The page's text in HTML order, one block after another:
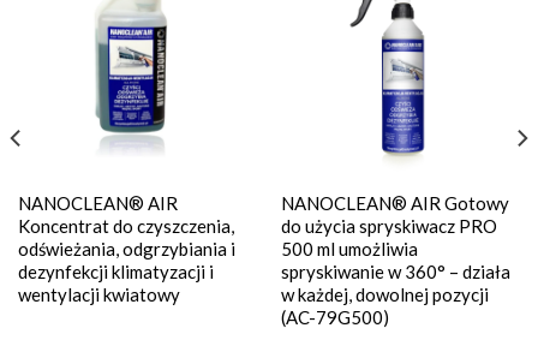
NANOCLEAN® AIR
Koncentrat do czyszczenia,
odświeżania, odgrzybiania i
dezynfekcji klimatyzacji i
wentylacji kwiatowy
NANOCLEAN® AIR Gotowy
do użycia spryskiwacz PRO
500 ml umożliwia
spryskiwanie w 360° – działa
w każdej, dowolnej pozycji
(AC-79G500)